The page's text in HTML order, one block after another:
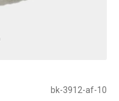
bk-3912-af-10